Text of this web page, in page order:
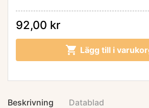
92,00 kr
 Lägg till i
Beskrivning Datablad